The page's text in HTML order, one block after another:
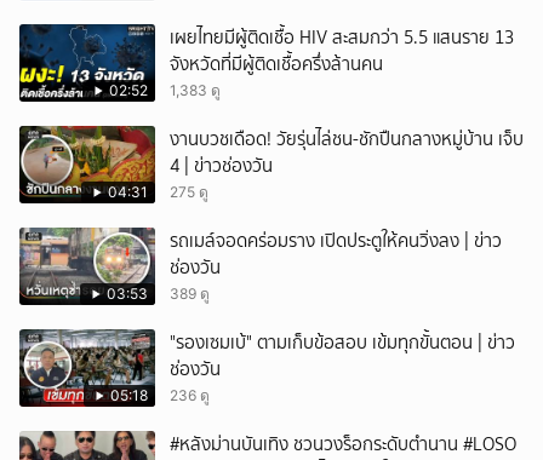
02:52
เผยไทยมีผู้ติดเชื้อ HIV สะสมกว่า 5.5 แสนราย 13
จังหวัดที่มีผู้ติดเชื้อครึ่งล้านคน
1,383 ดู
04:31
งานบวชเดือด! วัยรุ่นไล่ชน-ชักปืนกลางหมู่บ้าน เจ็บ
4 | ข่าวช่องวัน
275 ดู
03:53
รถเมล์จอดคร่อมราง เปิดประตูให้คนวิ่งลง | ข่าว
ช่องวัน
389 ดู
05:18
"รองเซมเบ้" ตามเก็บข้อสอบ เข้มทุกขั้นตอน | ข่าว
ช่องวัน
236 ดู
#หลังม่านบันเทิง ชวนวงร็อกระดับตำนาน #LOSO